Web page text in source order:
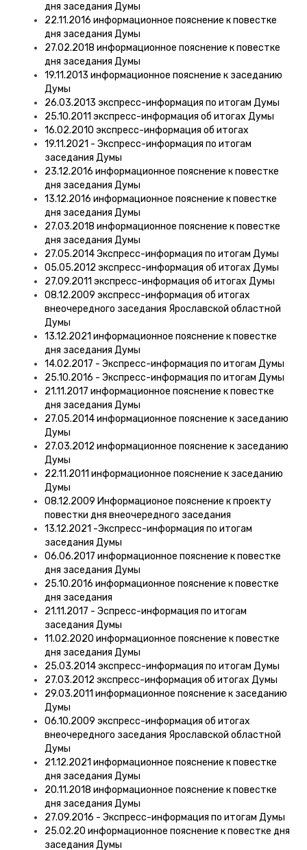
дня заседания Думы
22.11.2016 информационное пояснение к повестке
дня заседания Думы
27.02.2018 информационное пояснение к повестке
дня заседания Думы
19.11.2013 информационное пояснение к заседанию
Думы
26.03.2013 экспресс-информация по итогам Думы
25.10.2011 экспресс-информация об итогах Думы
16.02.2010 экспресс-информация об итогах
19.11.2021 - Экспресс-информация по итогам
заседания Думы
23.12.2016 информационное пояснение к повестке
дня заседания Думы
13.12.2016 информационное пояснение к повестке
дня заседания Думы
27.03.2018 информационное пояснение к повестке
дня заседания Думы
27.05.2014 Экспресс-информация по итогам Думы
05.05.2012 экспресс-информация об итогах Думы
27.09.2011 экспресс-информация об итогах Думы
08.12.2009 экспресс-информация об итогах
внеочередного заседания Ярославской областной
Думы
13.12.2021 информационное пояснение к повестке
дня заседания Думы
14.02.2017 - Экспресс-информация по итогам Думы
25.10.2016 - Экспресс-информация по итогам Думы
21.11.2017 информационное пояснение к повестке
дня заседания Думы
27.05.2014 информационное пояснение к заседанию
Думы
27.03.2012 информационное пояснение к заседанию
Думы
22.11.2011 информационное пояснение к заседанию
Думы
08.12.2009 Информационое пояснение к проекту
повестки дня внеочередного заседания
13.12.2021 -Экспресс-информация по итогам
заседания Думы
06.06.2017 информационное пояснение к повестке
дня заседания Думы
25.10.2016 информационное пояснение к повестке
дня заседания
21.11.2017 - Эспресс-информация по итогам
заседания Думы
11.02.2020 информационное пояснение к повестке
дня заседания Думы
25.03.2014 экспресс-информация по итогам Думы
27.03.2012 экспресс-информация об итогах Думы
29.03.2011 информационное пояснение к заседанию
Думы
06.10.2009 экспресс-информация об итогах
внеочередного заседания Ярославской областной
Думы
21.12.2021 информационное пояснение к повестке
дня заседания Думы
20.11.2018 информационное пояснение к повестке
дня заседания Думы
27.09.2016 - Экспресс-информация по итогам Думы
25.02.20 информационное пояснение к повестке дня
заседания Думы